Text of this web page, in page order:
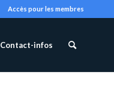
Accès pour les membres
Contact-infos